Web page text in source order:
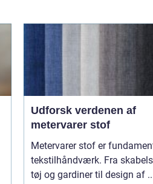
Udforsk verdenen af
metervarer stof
Metervarer stof er
tekstilhåndværk. Fra
tøj og gardiner til design af